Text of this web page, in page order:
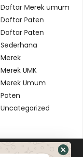
Daftar Merek umum
Daftar Paten
Daftar Paten
Sederhana
Merek
Merek UMK
Merek Umum
Paten
Uncategorized